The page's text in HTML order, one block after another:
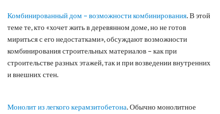
Комбинированный дом – возможности комбинирования. В этой
теме те, кто «хочет жить в деревянном доме, но не готов
мириться с его недостатками», обсуждают возможности
комбинирования строительных материалов – как при
строительстве разных этажей, так и при возведении внутренних
и внешних стен.
Монолит из легкого керамзитобетона. Обычно монолитное